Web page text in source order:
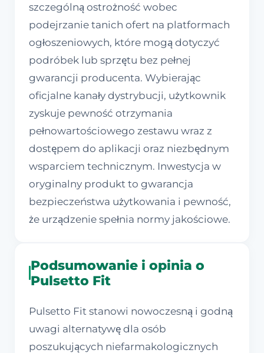
szczególną ostrożność wobec
podejrzanie tanich ofert na platformach
ogłoszeniowych, które mogą dotyczyć
podróbek lub sprzętu bez pełnej
gwarancji producenta. Wybierając
oficjalne kanały dystrybucji, użytkownik
zyskuje pewność otrzymania
pełnowartościowego zestawu wraz z
dostępem do aplikacji oraz niezbędnym
wsparciem technicznym. Inwestycja w
oryginalny produkt to gwarancja
bezpieczeństwa użytkowania i pewność,
że urządzenie spełnia normy jakościowe.
Podsumowanie i opinia o
Pulsetto Fit
Pulsetto Fit stanowi nowoczesną i godną
uwagi alternatywę dla osób
poszukujących niefarmakologicznych